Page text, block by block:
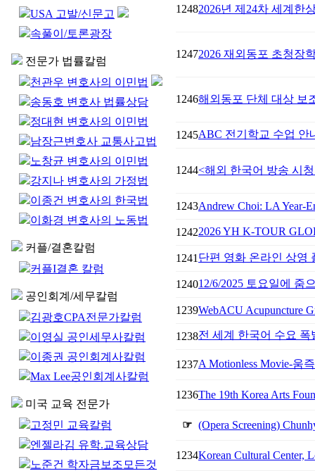
USA 고발/신문고
속풀이/토론광장
전문가 법률칼럼
천관우 변호사의 이민법
송동호 변호사 법률상담
정대현 변호사의 이민법
남장근변호사 교통사고법
노창균 변호사의 이민법
강지나 변호사의 가정법
이종건 변호사의 한국법
이화경 변호사의 노동법
커플/결혼칼럼
커플I결혼 칼럼
공인회계/세무칼럼
김광호CPA전문가칼럼
이영실 공인세무사칼럼
이종권 공인회계사칼럼
Max Lee공인회계사칼럼
미국 교육 전문가
고정민 교육칼럼
엔젤라김 유학.교육상담
노준건 학자금보조모든것
12482026년 제24차 세계한
12472026 재외동포 초청장
1246해외동포 단체 대상 보
1245ABC 전기학교 수업 안
1244<해외 한국어 방송 시
1243Andrew Choi: LA Year-
12422026 YH K-TOUR
1241 단편 영화 온라인 상영
124012/6/2025 토요일에 줌
1239WebACU Acupuncture
1238전 세계 한국어 수요
1237A Motionless Movie-움
1236The 19th Korea Arts
☞ (Opera Screening)
1234Korean Cultural Center,